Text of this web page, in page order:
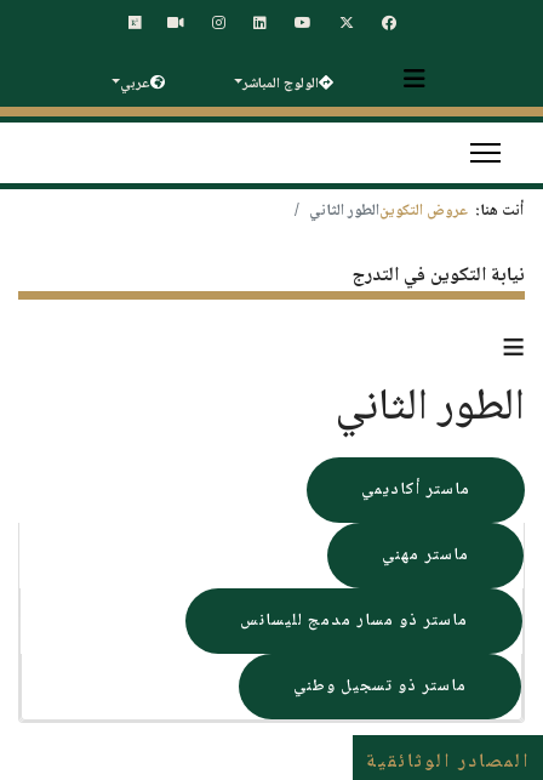
الولوج المباشر عربي
أنت هنا: عروض التكوينالطور الثاني
نيابة التكوين في التدرج
≡
الطور الثاني
ماستر أكاديمي
ماستر مهني
ماستر ذو مسار مدمج لليسانس
ماستر ذو تسجيل وطني
المصادر الوثائقية